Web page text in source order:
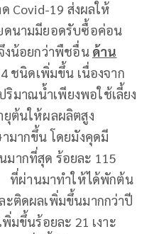
Covid-19 ส่งผลให้
ดนามมียอดรับซื้อค่อน
งน้อยกว่าพืชอื่น ด้าน
ชนิดเพิ่มขึ้น เนื่องจาก
มาณน้ำเพียงพอใช้เลี้ยง
ต้นให้ผลผลิตสูง
มากขึ้น โดยมังคุดมี
ากที่สุด ร้อยละ 115
ที่ผ่านมาทำให้ได้พักต้น
ะติดผลเพิ่มขึ้นมากกว่าปี
มขึ้นร้อยละ 21 เงาะ